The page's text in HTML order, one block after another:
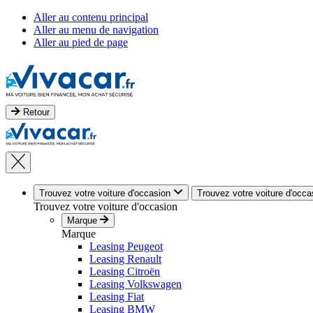
Aller au contenu principal
Aller au menu de navigation
Aller au pied de page
Retour
Trouvez votre voiture d'occasion Trouvez votre voiture
Trouvez votre voiture d'occasion
Marque
Marque
Leasing Peugeot
Leasing Renault
Leasing Citroën
Leasing Volkswagen
Leasing Fiat
Leasing BMW